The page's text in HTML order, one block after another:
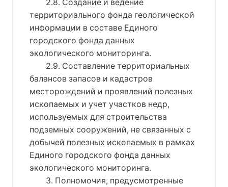
2.8. Создание и ведение
территориального фонда геологической
информации в составе Единого
городского фонда данных
экологического мониторинга.
2.9. Составление территориальных
балансов запасов и кадастров
месторождений и проявлений полезных
ископаемых и учет участков недр,
используемых для строительства
подземных сооружений, не связанных с
добычей полезных ископаемых в рамках
Единого городского фонда данных
экологического мониторинга.
3. Полномочия, предусмотренные